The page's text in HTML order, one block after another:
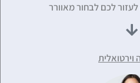
לכם לבחור מאוורר
וירטואלית